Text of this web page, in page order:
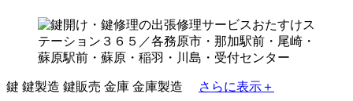
鍵 鍵製造 鍵販売 金庫 金庫製造 さらに表示＋